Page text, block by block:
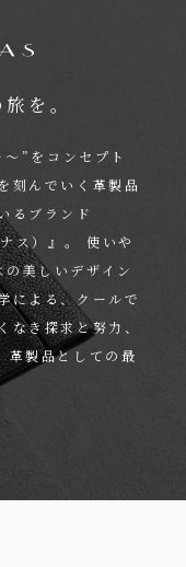
を。
”をコンセプト
刻んでいく革製品
るブランド
）』。
使いや
美しいデザイン
による、クールで
き探求と努力、
革製品としての最